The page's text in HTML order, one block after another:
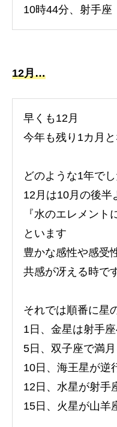
10時44分、射手座
12月…
早くも12月
今年も残り1カ月
どのような1年でし
12月は10月の後半
『水のエレメント
といます
豊かな感性や感受
共感が冴える時で
それでは順番に星
1日、金星は射手
5日、双子座で満
10日、海王星が逆
12日、水星が射手
15日、火星が山羊